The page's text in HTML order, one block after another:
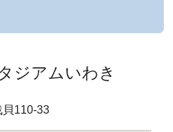
ジアムいわき
貝110-33